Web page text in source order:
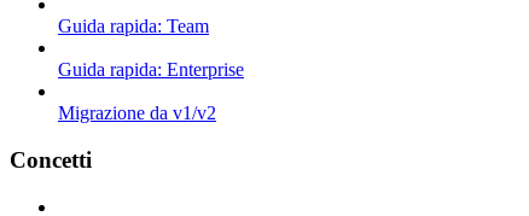
Guida rapida: Team
Guida rapida: Enterprise
Migrazione da v1/v2
Concetti